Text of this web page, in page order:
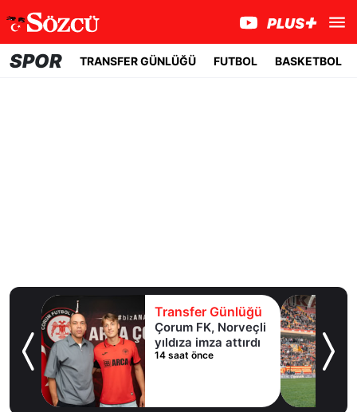
SPOR TRANSFER GÜNLÜĞÜ FUTBOL BASKETBOL
Transfer Günlüğü
Çorum FK, Norveçli
yıldıza imza attırdı
14 saat önce